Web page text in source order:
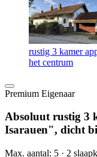
rustig 3 kamer
het centrum
Premium Eigenaar
Absoluut rustig 3
Isarauen", dicht
Max. aantal: 5 · 2